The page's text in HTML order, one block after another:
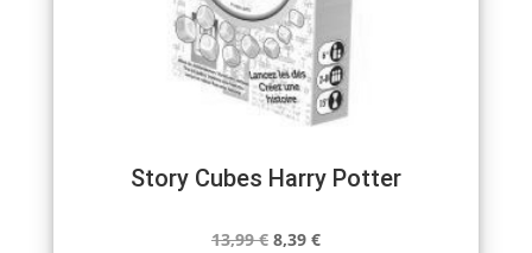
Story Cubes Harry Potter
13,99€ El
8,39 €El